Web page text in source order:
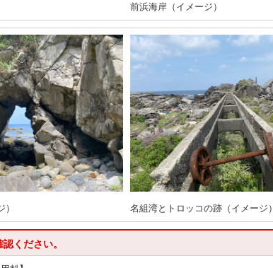
前浜海岸（イメージ）
名組湾とトロッコの跡（イメージ）
ください。